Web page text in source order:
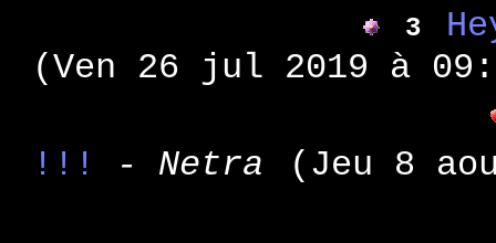
WA 45:
WA 44 :
: le
WA 41:
3
(Ven 26 jul 2019 à
!!! - Netra (Jeu 8